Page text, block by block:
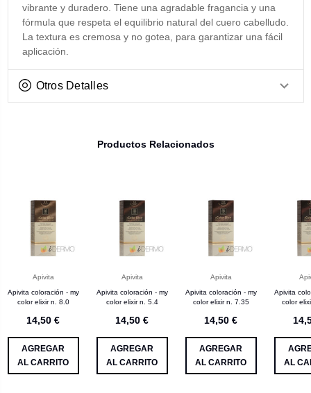
vibrante y duradero. Tiene una agradable fragancia y una
fórmula que respeta el equilibrio natural del cuero cabelludo.
La textura es cremosa y no gotea, para garantizar una fácil
aplicación.
Otros Detalles
Productos Relacionados
Apivita
Apivita coloración - my
color elixir n. 8.0
14,50 €
AGREGAR
AL CARRITO
Apivita
Apivita coloración - my
color elixir n. 5.4
14,50 €
AGREGAR
AL CARRITO
Apivita
Apivita coloración - my
color elixir n. 7.35
14,50 €
AGREGAR
AL CARRITO
Apivita
color
AL